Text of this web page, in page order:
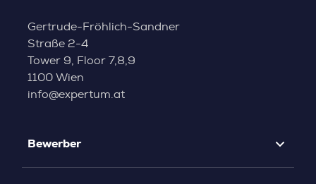
Gertrude-Fröhlich-Sandner
Straße 2-4
Tower 9, Floor 7,8,9
1100 Wien
info@expertum.at
Bewerber